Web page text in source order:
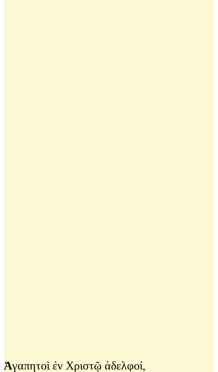
Ἀγαπητοὶ ἐν Χριστῷ ἀδελφοί,